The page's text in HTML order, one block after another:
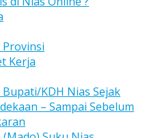
Kerja
KDH Nias Sejak
– Sampai Sebelum